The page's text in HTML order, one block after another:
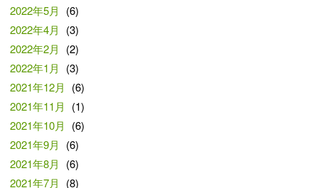
2022年5月
(6)
2022年4月
(3)
2022年2月
(2)
2022年1月
(3)
2021年12月
(6)
2021年11月
(1)
2021年10月
(6)
2021年9月
(6)
2021年8月
(6)
2021年7月
(8)